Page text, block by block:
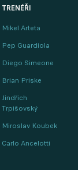
TRENÉŘI
Mikel Arteta
Pep Guardiola
Diego Simeone
Brian Priske
Jindřich
Trpišovský
Miroslav Koubek
Carlo Ancelotti